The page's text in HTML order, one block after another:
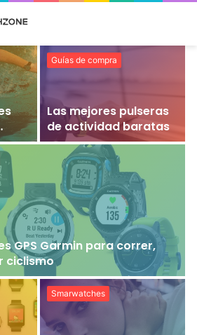
GPS Garmin para correr,
ciclismo
Guías de compra
Las mejores pulseras
de actividad baratas
Smarwatches